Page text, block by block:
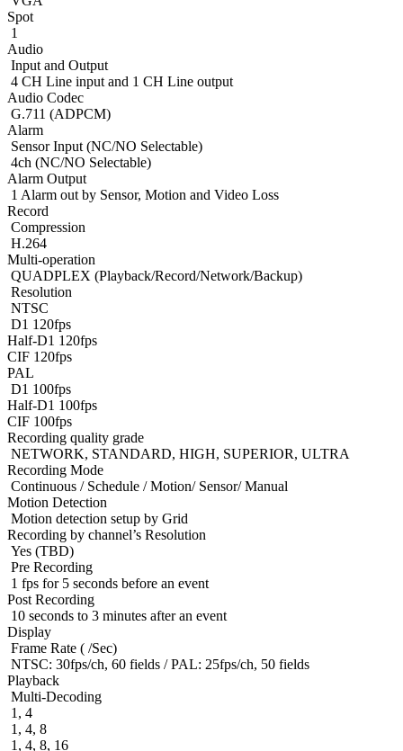
Spot
1
Audio
Input and Output
4 CH Line input and 1 CH Line output
Audio Codec
G.711 (ADPCM)
Alarm
Sensor Input (NC/NO Selectable)
4ch (NC/NO Selectable)
Alarm Output
1 Alarm out by Sensor, Motion and Video Loss
Record
Compression
H.264
Multi-operation
QUADPLEX (Playback/Record/Network/Backup)
Resolution
NTSC
D1 120fps
Half-D1 120fps
CIF 120fps
PAL
D1 100fps
Half-D1 100fps
CIF 100fps
Recording quality grade
NETWORK, STANDARD, HIGH, SUPERIOR, ULTRA
Recording Mode
Continuous / Schedule / Motion/ Sensor/ Manual
Motion Detection
Motion detection setup by Grid
Recording by channel’s Resolution
Yes (TBD)
Pre Recording
1 fps for 5 seconds before an event
Post Recording
10 seconds to 3 minutes after an event
Display
Frame Rate ( /Sec)
NTSC: 30fps/ch, 60 fields / PAL: 25fps/ch, 50 fields
Playback
Multi-Decoding
1, 4
1, 4, 8
1, 4, 8, 16